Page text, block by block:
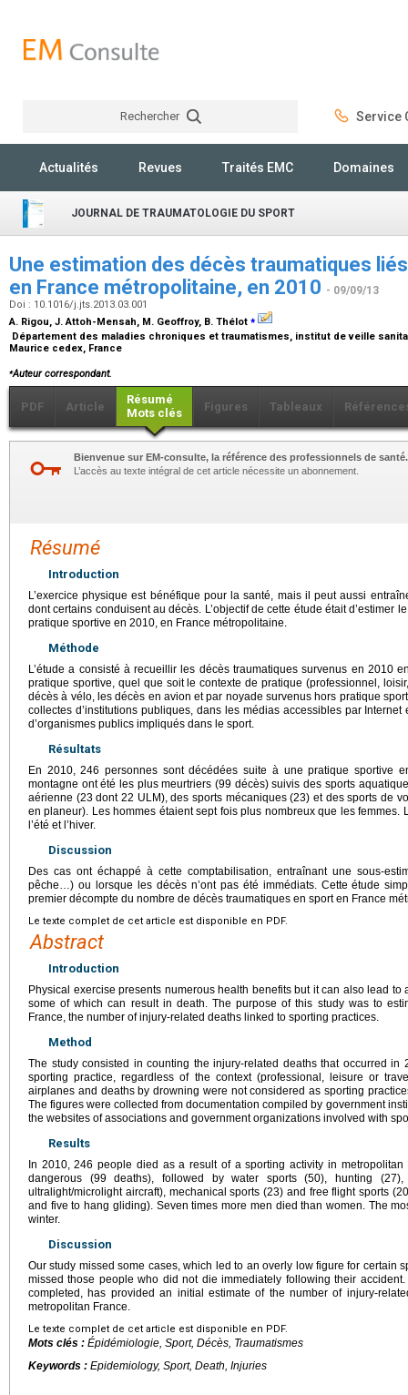
Rechercher Service
Actualités Revues Traités EMC Domaines
JOURNAL DE TRAUMATOLOGIE DU SPORT
Une estimation des décès traumatiques
en France métropolitaine, en 2010 - 09/09/13
Doi : 10.1016/j.jts.2013.03.001
A. Rigou, J. Attoh-Mensah, M. Geoffroy, B. Thélot ⁎
Département des maladies chroniques et traumatismes, institut de veille
Maurice cedex, France
⁎Auteur correspondant.
PDF Article
Résumé
Mots clés
Figures Tableaux
Bienvenue sur EM-consulte, la référence des professionnels de santé.
L’accès au texte intégral de cet article nécessite un abonnement.
Résumé
Introduction
L’exercice physique est bénéfique pour la santé, mais il peut aussi
dont certains conduisent au décès. L’objectif de cette étude était d’estimer
pratique sportive en 2010, en France métropolitaine.
Méthode
L’étude a consisté à recueillir les décès traumatiques survenus en 2010
pratique sportive, quel que soit le contexte de pratique (professionnel,
décès à vélo, les décès en avion et par noyade survenus hors pratique
collectes d’institutions publiques, dans les médias accessibles par Internet
d’organismes publics impliqués dans le sport.
Résultats
En 2010, 246 personnes sont décédées suite à une pratique sportive
montagne ont été les plus meurtriers (99 décès) suivis des sports
aérienne (23 dont 22 ULM), des sports mécaniques (23) et des sports de
en planeur). Les hommes étaient sept fois plus nombreux que les femmes.
l’été et l’hiver.
Discussion
Des cas ont échappé à cette comptabilisation, entraînant une sous-
pêche…) ou lorsque les décès n’ont pas été immédiats. Cette étude
premier décompte du nombre de décès traumatiques en sport en France
Le texte complet de cet article est disponible en PDF.
Abstract
Introduction
Physical exercise presents numerous health benefits but it can also lead to
some of which can result in death. The purpose of this study was to
France, the number of injury-related deaths linked to sporting practices.
Method
The study consisted in counting the injury-related deaths that occurred in
sporting practice, regardless of the context (professional, leisure or
airplanes and deaths by drowning were not considered as sporting
The figures were collected from documentation compiled by government
the websites of associations and government organizations involved with
Results
In 2010, 246 people died as a result of a sporting activity in
dangerous (99 deaths), followed by water sports (50), hunting
ultralight/microlight aircraft), mechanical sports (23) and free flight sports
and five to hang gliding). Seven times more men died than women. The
winter.
Discussion
Our study missed some cases, which led to an overly low figure for certain
missed those people who did not die immediately following their
completed, has provided an initial estimate of the number of injury-
metropolitan France.
Le texte complet de cet article est disponible en PDF.
Mots clés : Épidémiologie, Sport, Décès, Traumatismes
Keywords : Epidemiology, Sport, Death, Injuries